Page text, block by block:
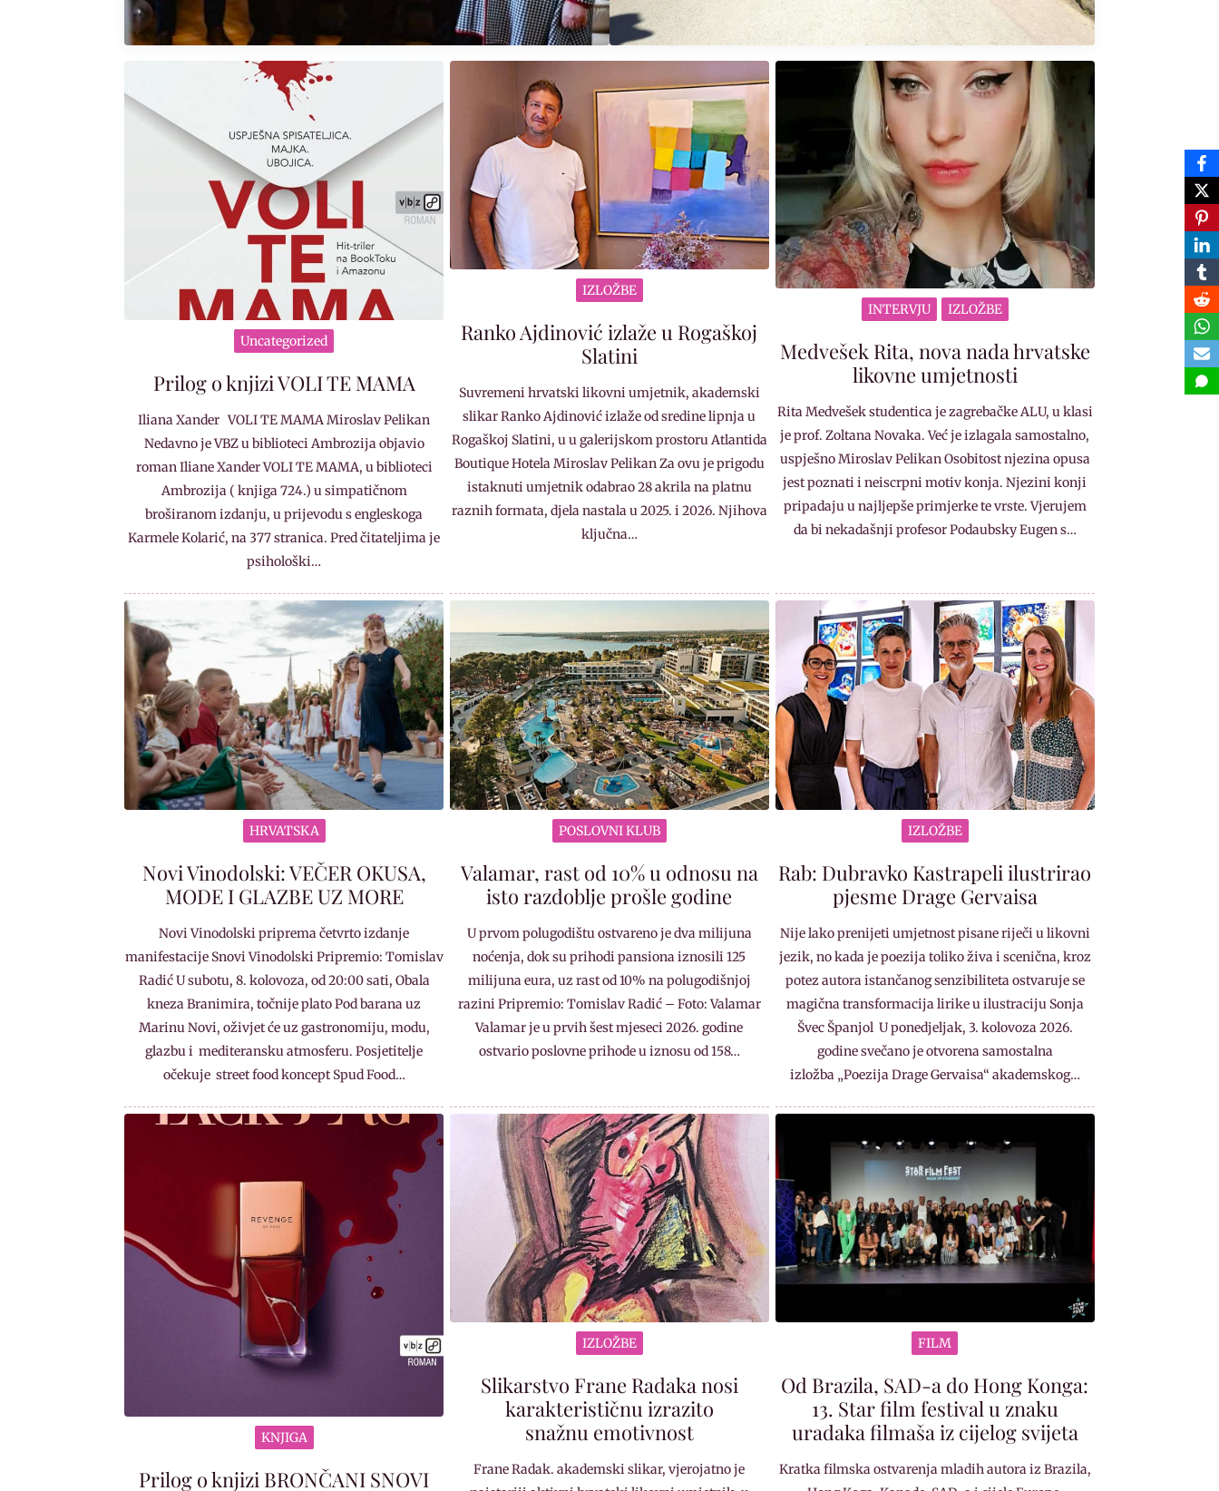
Uncategorized
Prilog o knjizi VOLI TE MAMA
Iliana Xander VOLI TE MAMA Miroslav Pelikan
Nedavno je VBZ u biblioteci Ambrozija objavio
roman Iliane Xander VOLI TE MAMA, u biblioteci
Ambrozija ( knjiga 724.) u simpatičnom
broširanom izdanju, u prijevodu s engleskoga
Karmele Kolarić, na 377 stranica. Pred čitateljima je
psihološki…
IZLOŽBE
Ranko Ajdinović izlaže u Rogaškoj
Slatini
Suvremeni hrvatski likovni umjetnik, akademski
slikar Ranko Ajdinović izlaže od sredine lipnja u
Rogaškoj Slatini, u u galerijskom prostoru Atlantida
Boutique Hotela Miroslav Pelikan Za ovu je prigodu
istaknuti umjetnik odabrao 28 akrila na platnu
raznih formata, djela nastala u 2025. i 2026. Njihova
ključna…
INTERVJU IZLOŽBE
Medvešek Rita, nova nada hrvatske
likovne umjetnosti
Rita Medvešek studentica je zagrebačke ALU, u klasi
je prof. Zoltana Novaka. Već je izlagala samostalno,
uspješno Miroslav Pelikan Osobitost njezina opusa
jest poznati i neiscrpni motiv konja. Njezini konji
pripadaju u najljepše primjerke te vrste. Vjerujem
da bi nekadašnji profesor Podaubsky Eugen s…
HRVATSKA
Novi Vinodolski: VEČER OKUSA,
MODE I GLAZBE UZ MORE
Novi Vinodolski priprema četvrto izdanje
manifestacije Snovi Vinodolski Pripremio: Tomislav
Radić U subotu, 8. kolovoza, od 20:00 sati, Obala
kneza Branimira, točnije plato Pod barana uz
Marinu Novi, oživjet će uz gastronomiju, modu,
glazbu i mediteransku atmosferu. Posjetitelje
očekuje street food koncept Spud Food…
POSLOVNI KLUB
Valamar, rast od 10% u odnosu na
isto razdoblje prošle godine
U prvom polugodištu ostvareno je dva milijuna
noćenja, dok su prihodi pansiona iznosili 125
milijuna eura, uz rast od 10% na polugodišnjoj
razini Pripremio: Tomislav Radić – Foto: Valamar
Valamar je u prvih šest mjeseci 2026. godine
ostvario poslovne prihode u iznosu od 158…
IZLOŽBE
Rab: Dubravko Kastrapeli ilustrirao
pjesme Drage Gervaisa
Nije lako prenijeti umjetnost pisane riječi u likovni
jezik, no kada je poezija toliko živa i scenična, kroz
potez autora istančanog senzibiliteta ostvaruje se
magična transformacija lirike u ilustraciju Sonja
Švec Španjol U ponedjeljak, 3. kolovoza 2026.
godine svečano je otvorena samostalna
izložba „Poezija Drage Gervaisa“ akademskog…
KNJIGA
Prilog o knjizi BRONČANI SNOVI
IZLOŽBE
Slikarstvo Frane Radaka nosi
karakterističnu izrazito
snažnu emotivnost
Frane Radak. akademski slikar, vjerojatno je
FILM
Od Brazila, SAD-a do Hong Konga:
13. Star film festival u znaku
uradaka filmaša iz cijelog svijeta
Kratka filmska ostvarenja mladih autora iz Brazila,